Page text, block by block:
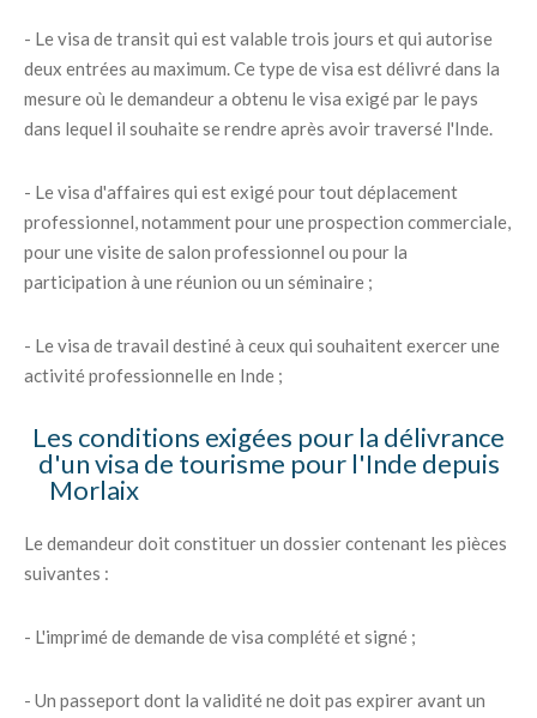
- Le visa de transit qui est valable trois jours et qui autorise
deux entrées au maximum. Ce type de visa est délivré dans la
mesure où le demandeur a obtenu le visa exigé par le pays
dans lequel il souhaite se rendre après avoir traversé l'Inde.
- Le visa d'affaires qui est exigé pour tout déplacement
professionnel, notamment pour une prospection commerciale,
pour une visite de salon professionnel ou pour la
participation à une réunion ou un séminaire ;
- Le visa de travail destiné à ceux qui souhaitent exercer une
activité professionnelle en Inde ;
Les conditions exigées pour la délivrance
d'un visa de tourisme pour l'Inde depuis
Morlaix
Le demandeur doit constituer un dossier contenant les pièces
suivantes :
- L'imprimé de demande de visa complété et signé ;
- Un passeport dont la validité ne doit pas expirer avant un